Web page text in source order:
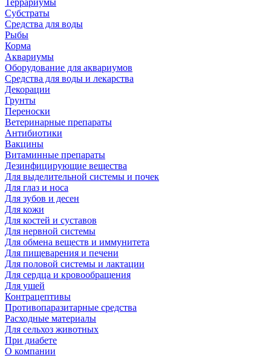
Террариумы
Субстраты
Средства для воды
Рыбы
Корма
Аквариумы
Оборудование для аквариумов
Средства для воды и лекарства
Декорации
Грунты
Переноски
Ветеринарные препараты
Антибиотики
Вакцины
Витаминные препараты
Дезинфицирующие вещества
Для выделительной системы и почек
Для глаз и носа
Для зубов и десен
Для кожи
Для костей и суставов
Для нервной системы
Для обмена веществ и иммунитета
Для пищеварения и печени
Для половой системы и лактации
Для сердца и кровообращения
Для ушей
Контрацептивы
Противопаразитарные средства
Расходные материалы
Для сельхоз животных
При диабете
О компании